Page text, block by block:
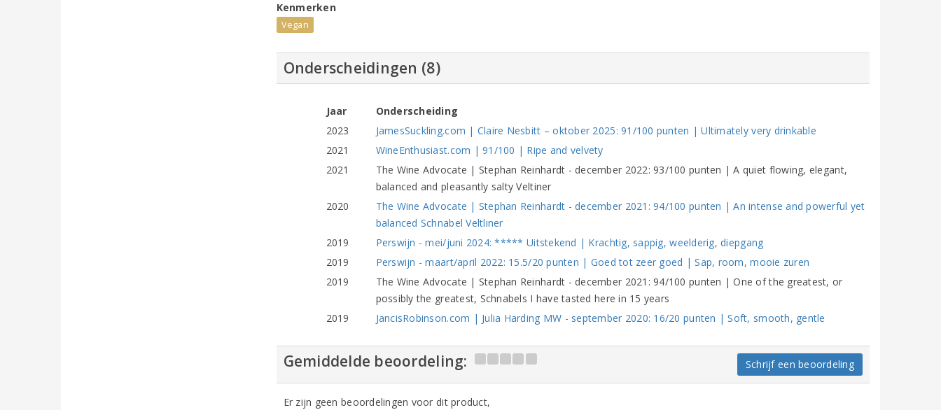
Kenmerken
Vegan
Onderscheidingen (8)
Jaar
Onderscheiding
2023
JamesSuckling.com | Claire Nesbitt – oktober 2025: 91/100 punten | Ultimately very drinkable
2021
WineEnthusiast.com | 91/100 | Ripe and velvety
2021
The Wine Advocate | Stephan Reinhardt - december 2022: 93/100 punten | A quiet flowing, elegant,
balanced and pleasantly salty Veltiner
2020
The Wine Advocate | Stephan Reinhardt - december 2021: 94/100 punten | An intense and powerful yet
balanced Schnabel Veltliner
2019
Perswijn - mei/juni 2024: ***** Uitstekend | Krachtig, sappig, weelderig, diepgang
2019
Perswijn - maart/april 2022: 15.5/20 punten | Goed tot zeer goed | Sap, room, mooie zuren
2019
The Wine Advocate | Stephan Reinhardt - december 2021: 94/100 punten | One of the greatest, or
possibly the greatest, Schnabels I have tasted here in 15 years
2019
JancisRobinson.com | Julia Harding MW - september 2020: 16/20 punten | Soft, smooth, gentle
Gemiddelde beoordeling: Schrijf een beoordeling
Er zijn geen beoordelingen voor dit product,